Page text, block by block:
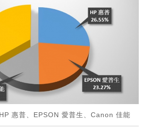
惠普、EPSON 愛普生、Canon 佳能